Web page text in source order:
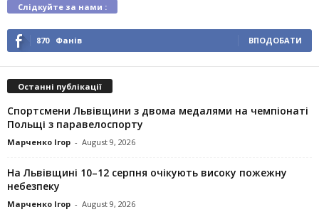
Слідкуйте за нами :
870 Фанів ВПОДОБАТИ
Останні публікації
Спортсмени Львівщини з двома медалями на чемпіонаті
Польщі з паравелоспорту
Марченко Ігор - August 9, 2026
На Львівщині 10–12 серпня очікують високу пожежну
небезпеку
Марченко Ігор - August 9, 2026